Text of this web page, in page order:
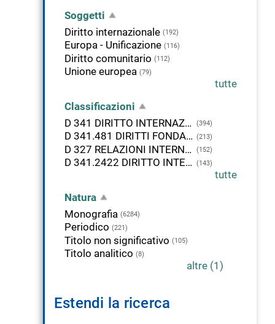
Soggetti
Diritto internazionale (192)
Europa - Unificazione (116)
Diritto comunitario (112)
Unione europea (79)
tutte
Classificazioni
D 341 DIRITTO INTERNAZIONALE
(394)
D 341.481 DIRITTI FONDAMENTALI DELL'UOMO (213)
D 327 RELAZIONI INTERNAZIONALI, POLITICA INTERNAZIONALE (152)
D 341.2422 DIRITTO INTERNAZIONALE. UNIONE EUROPEA (143)
tutte
Natura
Monografia (6284)
Periodico (221)
Titolo non significativo (105)
Titolo analitico (8)
altre (1)
Estendi la ricerca